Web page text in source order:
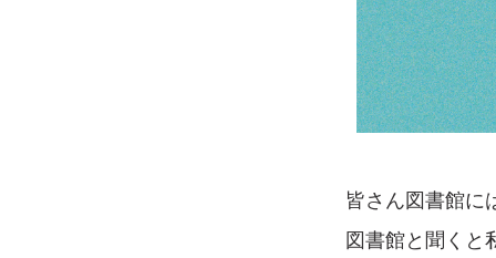
皆さん図書館に
図書館と聞くと